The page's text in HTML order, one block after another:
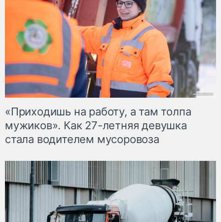
«Приходишь на работу, а там толпа
мужиков». Как 27-летняя девушка
стала водителем мусоровоза